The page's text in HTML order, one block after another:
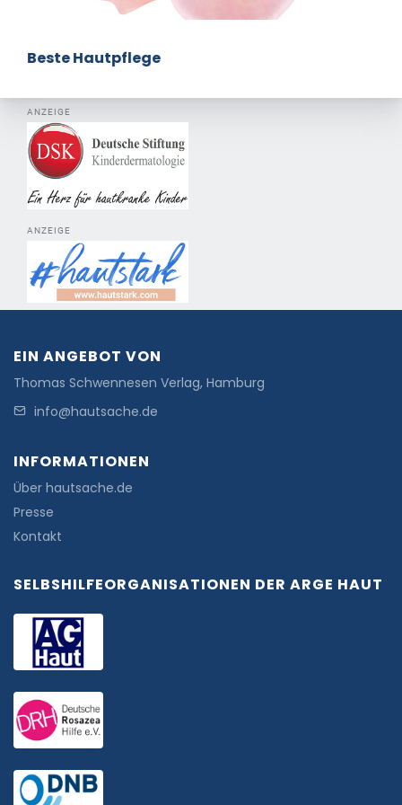
Beste Hautpflege
ANZEIGE
ANZEIGE
EIN ANGEBOT VON
Thomas Schwennesen Verlag, Hamburg
info@hautsache.de
INFORMATIONEN
Über hautsache.de
Presse
Kontakt
SELBSHILFEORGANISATIONEN DER ARGE HAUT